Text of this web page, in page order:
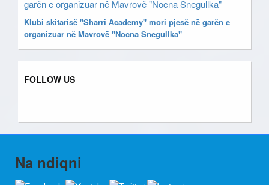
Klubi skitarisë "Sharri Academy" mori pjesë në garën e
organizuar në Mavrovë "Nocna Snegullka"
FOLLOW US
Na ndiqni